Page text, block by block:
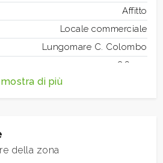
Affitto
Locale commerciale
Lungomare C. Colombo
86039
della zona